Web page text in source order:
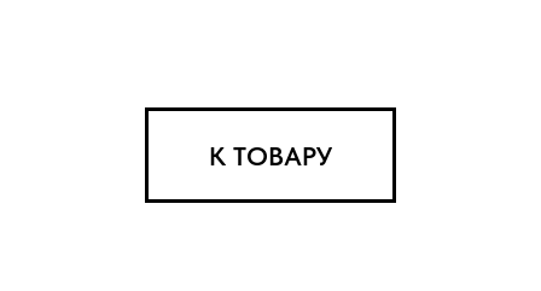
К ТОВАРУ